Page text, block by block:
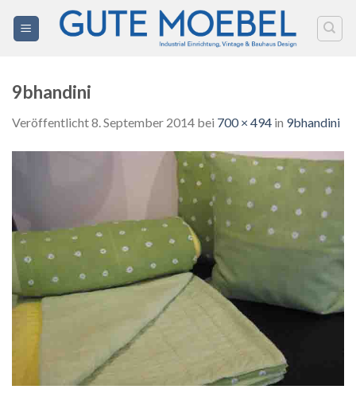
Inhalt
9bhandini
Veröffentlicht8. September 2014 bei 700 × 494 in 9bhandini